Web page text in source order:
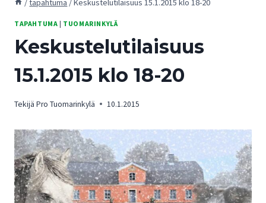
/tapahtuma /Keskustelutilaisuus 15.1.2015 klo 18-20
TAPAHTUMA | TUOMARINKYLÄ
Keskustelutilaisuus
15.1.2015 klo 18-20
Tekijä Pro Tuomarinkylä 10.1.2015